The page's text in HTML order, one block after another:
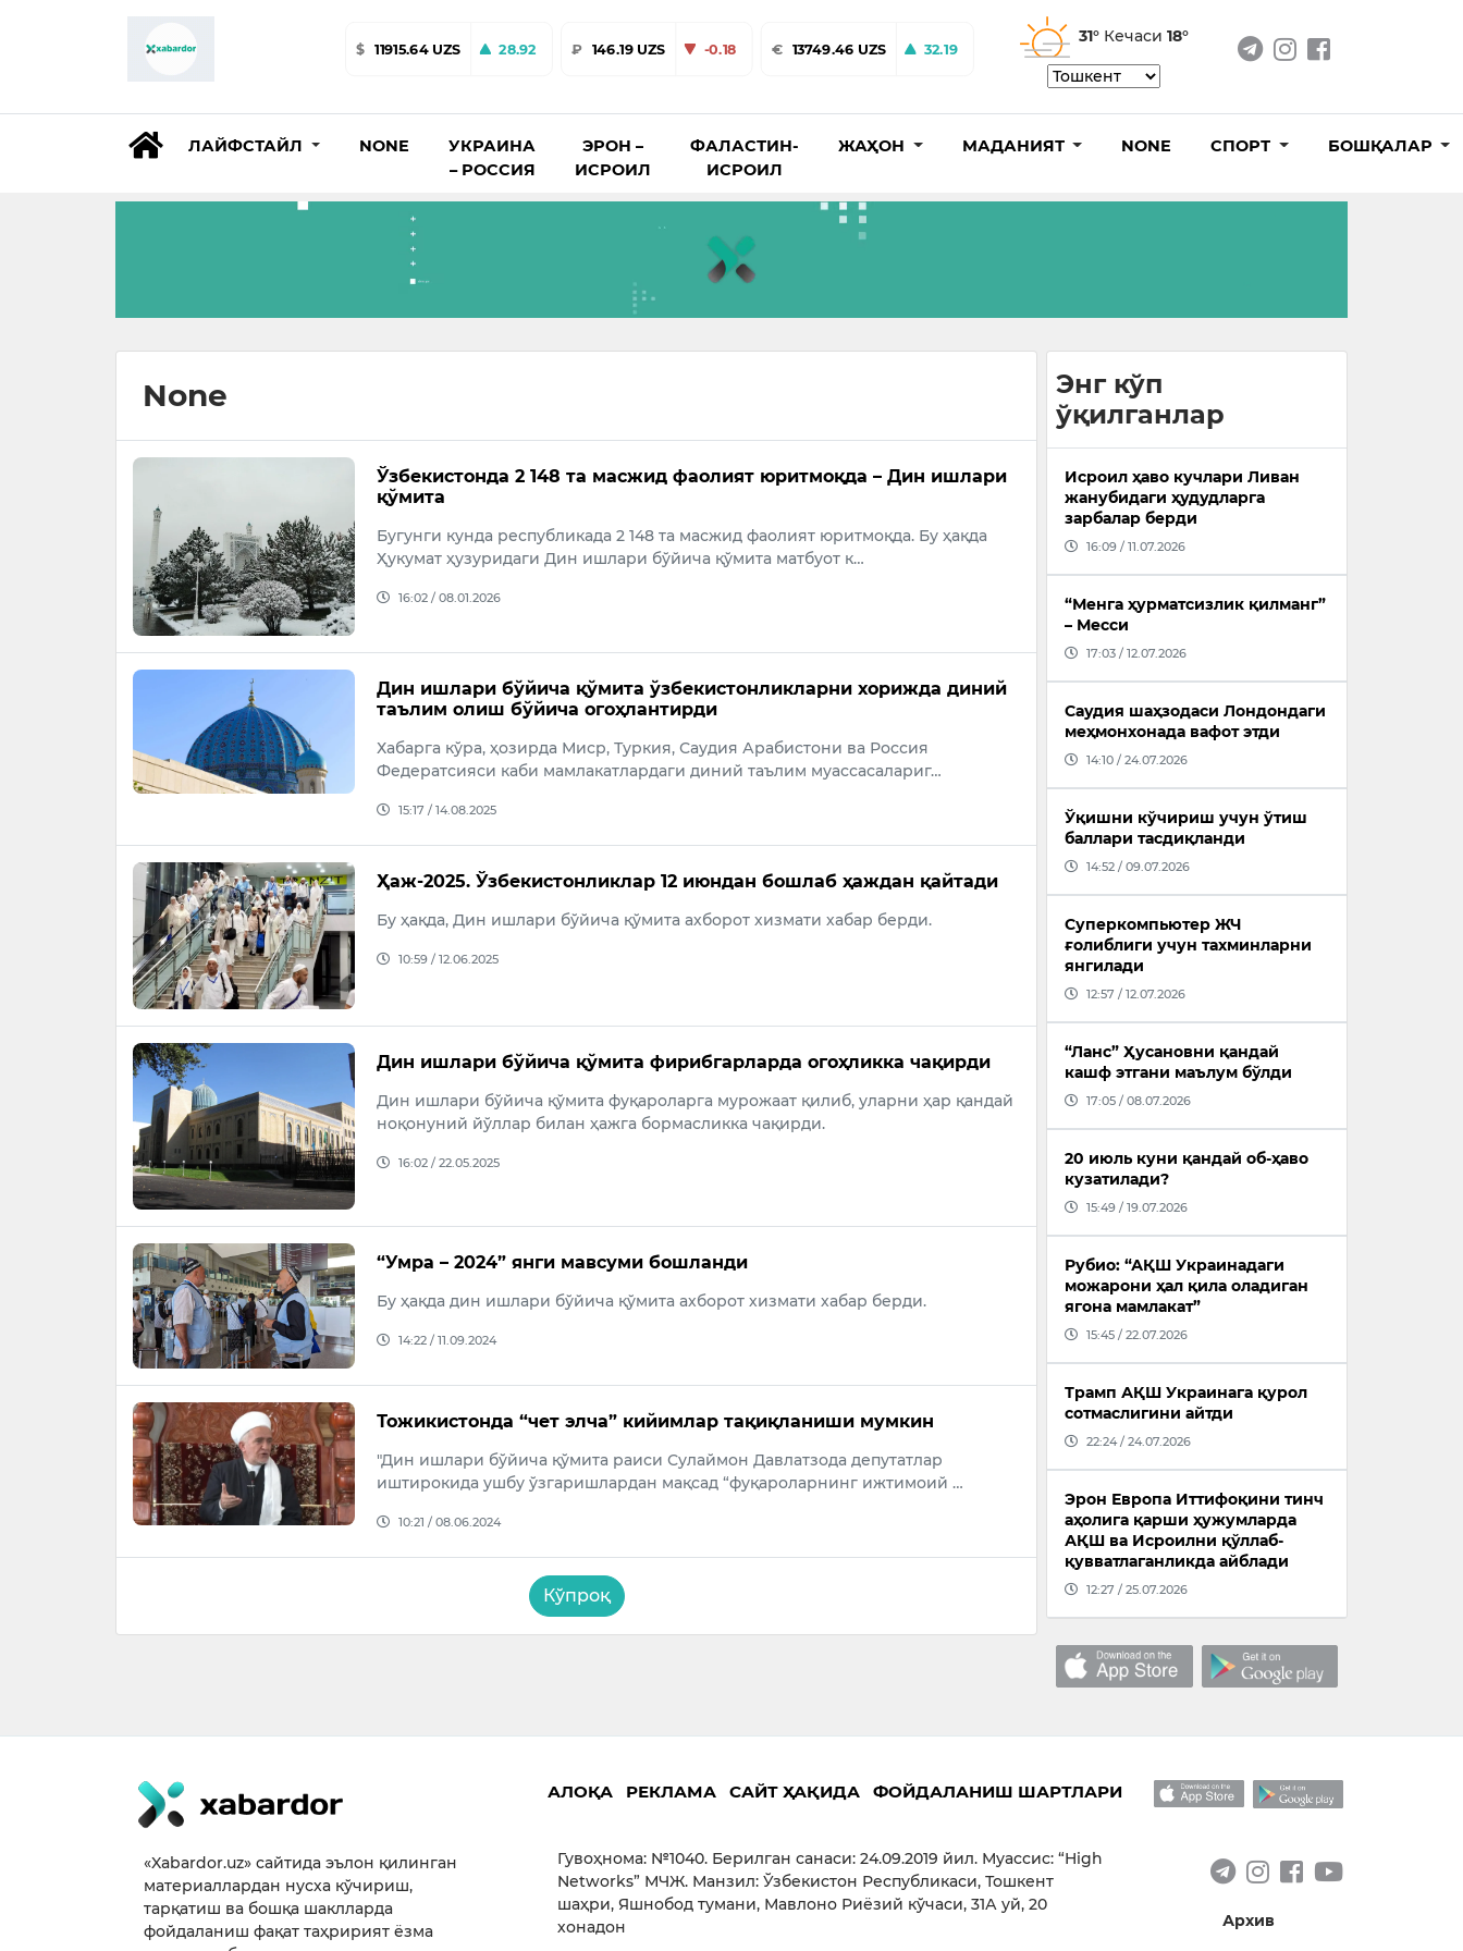
$ 11915.64 UZS 28.92 ₽ 146.19 UZS -0.18 € 13749.46 UZS 32.19
31° Кечаси 18°
ЛАЙФСТАЙЛ NONE
УКРАИНА
– РОССИЯ
ЭРОН –
ИСРОИЛ
ФАЛАСТИН-
ИСРОИЛ
ЖАҲОН МАДАНИЯТ NONE СПОРТ БОШҚАЛАР
None
Ўзбекистонда 2 148 та масжид фаолият юритмоқда – Дин ишлари
қўмита
Бугунги кунда республикада 2 148 та масжид фаолият юритмоқда. Бу ҳақда
Ҳукумат ҳузуридаги Дин ишлари бўйича қўмита матбуот к…
16:02 / 08.01.2026
Дин ишлари бўйича қўмита ўзбекистонликларни хорижда диний
таълим олиш бўйича огоҳлантирди
Хабарга кўра, ҳозирда Миср, Туркия, Саудия Арабистони ва Россия
Федератсияси каби мамлакатлардаги диний таълим муассасалариг…
15:17 / 14.08.2025
Ҳаж-2025. Ўзбекистонликлар 12 июндан бошлаб ҳаждан қайтади
Бу ҳақда, Дин ишлари бўйича қўмита ахборот хизмати хабар берди.
10:59 / 12.06.2025
Дин ишлари бўйича қўмита фирибгарларда огоҳликка чақирди
Дин ишлари бўйича қўмита фуқароларга мурожаат қилиб, уларни ҳар қандай
ноқонуний йўллар билан ҳажга бормасликка чақирди.
16:02 / 22.05.2025
“Умра – 2024” янги мавсуми бошланди
Бу ҳақда дин ишлари бўйича қўмита ахборот хизмати хабар берди.
14:22 / 11.09.2024
Тожикистонда “чет элча” кийимлар тақиқланиши мумкин
"Дин ишлари бўйича қўмита раиси Сулаймон Давлатзода депутатлар
иштирокида ушбу ўзгаришлардан мақсад “фуқароларнинг ижтимоий …
10:21 / 08.06.2024
Кўпроқ
Энг кўп
ўқилганлар
Исроил ҳаво кучлари Ливан
жанубидаги ҳудудларга
зарбалар берди
16:09 / 11.07.2026
“Менга ҳурматсизлик қилманг”
– Месси
17:03 / 12.07.2026
Саудия шаҳзодаси Лондондаги
меҳмонхонада вафот этди
14:10 / 24.07.2026
Ўқишни кўчириш учун ўтиш
баллари тасдиқланди
14:52 / 09.07.2026
Суперкомпьютер ЖЧ
ғолиблиги учун тахминларни
янгилади
12:57 / 12.07.2026
“Ланс” Ҳусановни қандай
кашф этгани маълум бўлди
17:05 / 08.07.2026
20 июль куни қандай об-ҳаво
кузатилади?
15:49 / 19.07.2026
Рубио: “АҚШ Украинадаги
можарони ҳал қила оладиган
ягона мамлакат”
15:45 / 22.07.2026
Трамп АҚШ Украинага қурол
сотмаслигини айтди
22:24 / 24.07.2026
Эрон Европа Иттифоқини тинч
аҳолига қарши ҳужумларда
АҚШ ва Исроилни қўллаб-
қувватлаганликда айблади
12:27 / 25.07.2026
«Xabardor.uz» сайтида эълон қилинган
материаллардан нусха кўчириш,
тарқатиш ва бошқа шаклларда
фойдаланиш фақат таҳририят ёзма
АЛОҚА РЕКЛАМА САЙТ ҲАҚИДА ФОЙДАЛАНИШ ШАРТЛАРИ
Гувоҳнома: №1040. Берилган санаси: 24.09.2019 йил. Муассис: “High
Networks” МЧЖ. Манзил: Ўзбекистон Республикаси, Тошкент
шаҳри, Яшнобод тумани, Мавлоно Риёзий кўчаси, 31А уй, 20
хонадон
Архив